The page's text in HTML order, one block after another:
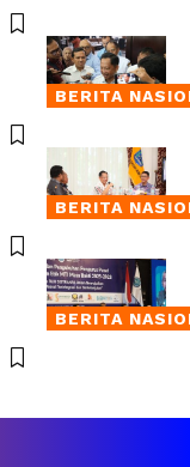
BERITA
BERITA
BERITA